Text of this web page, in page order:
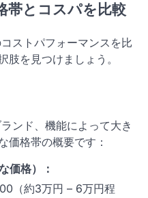
帯とコスパを比較
ストパフォーマンスを比
肢を見つけましょう。
ンド、機能によって大き
価格帯の概要です：
価格）：
（約3万円 – 6万円程